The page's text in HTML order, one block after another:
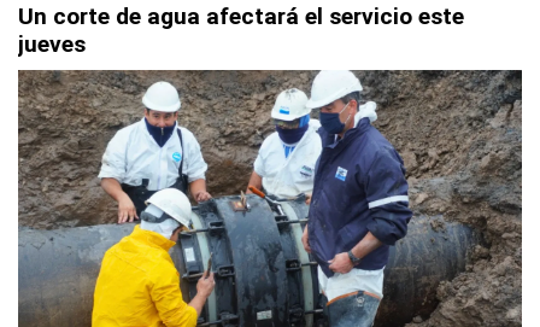
Un corte de agua afectará el servicio este
jueves